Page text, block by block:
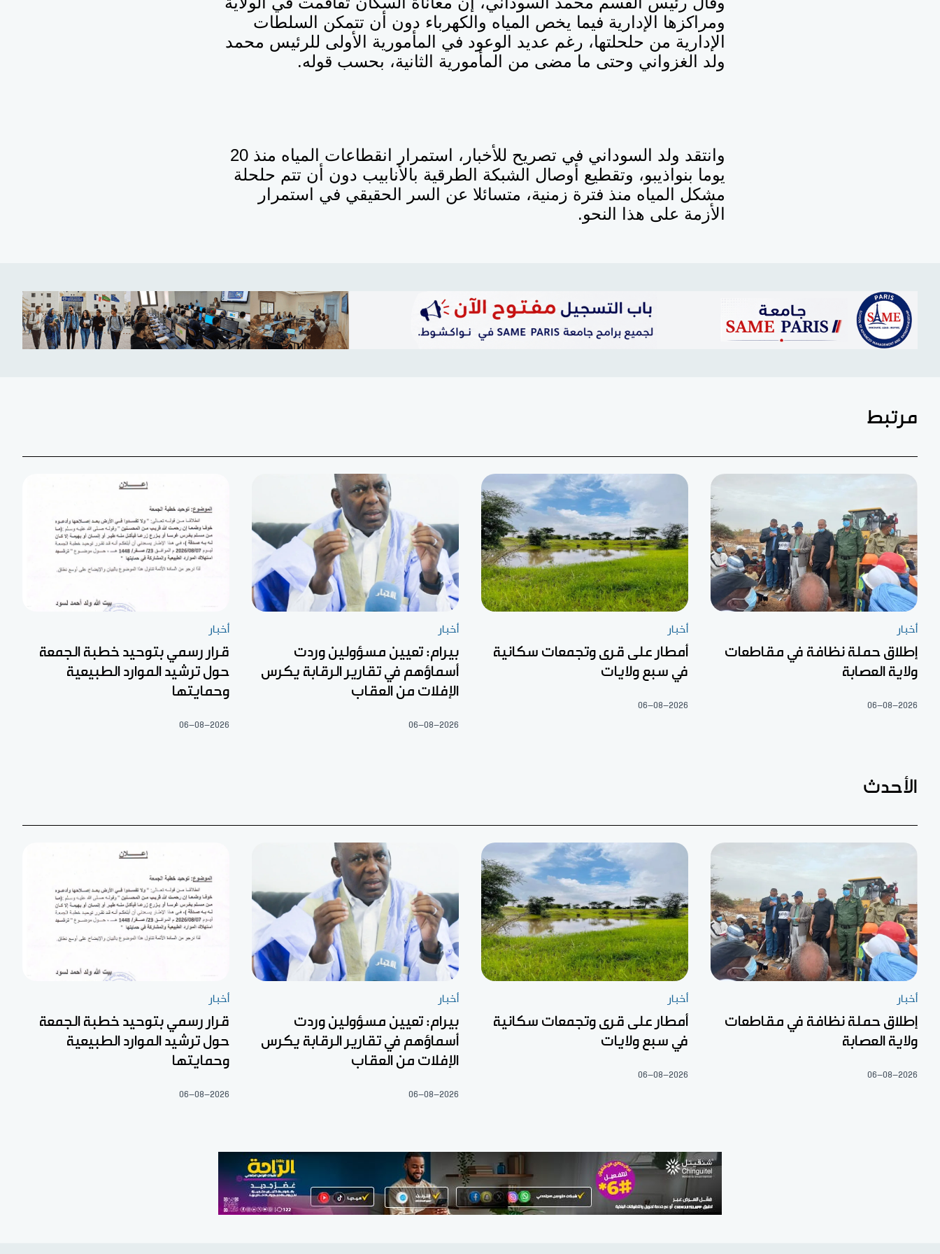
ومراكزها الإدارية فيما يخص المياه والكهرباء دون أن تتمكن السلطات
الإدارية من حلحلتها، رغم عديد الوعود في المأمورية الأولى للرئيس محمد
ولد الغزواني وحتى ما مضى من المأمورية الثانية، بحسب قوله.
وانتقد ولد السوداني في تصريح للأخبار، استمرار انقطاعات المياه منذ 20
يوما بنواذيبو، وتقطيع أوصال الشبكة الطرقية بالأنابيب دون أن تتم حلحلة
مشكل المياه منذ فترة زمنية، متسائلا عن السر الحقيقي في استمرار
الأزمة على هذا النحو.
مرتبط
أخبار
إطلاق حملة نظافة في مقاطعات
ولاية العصابة
06-08-2026
أخبار
أمطار على قرى وتجمعات سكانية
في سبع ولايات
06-08-2026
أخبار
بيرام: تعيين مسؤولين وردت
أسماؤهم في تقارير الرقابة يكرس
الإفلات من العقاب
06-08-2026
أخبار
قرار رسمي بتوحيد خطبة الجمعة
حول ترشيد الموارد الطبيعية
وحمايتها
06-08-2026
الأحدث
أخبار
إطلاق حملة نظافة في مقاطعات
ولاية العصابة
06-08-2026
أخبار
أمطار على قرى وتجمعات سكانية
في سبع ولايات
06-08-2026
أخبار
بيرام: تعيين مسؤولين وردت
أسماؤهم في تقارير الرقابة يكرس
الإفلات من العقاب
06-08-2026
أخبار
قرار رسمي بتوحيد خطبة الجمعة
حول ترشيد الموارد الطبيعية
وحمايتها
06-08-2026